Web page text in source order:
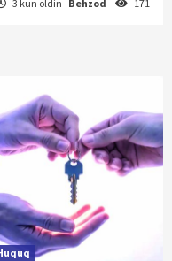
3 kun oldin Behzod 171